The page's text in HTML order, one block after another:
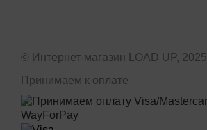
© Интернет-магазин LOAD UP, 2025
Принимаем к оплате